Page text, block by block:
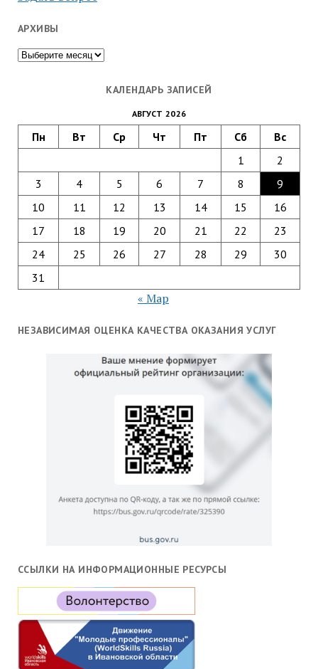
АРХИВЫ
Архивы
КАЛЕНДАРЬ ЗАПИСЕЙ
АВГУСТ 2026
Пн Вт Ср Чт Пт Сб
Вс
1
2
3
4 5 6 7 8
9
10
11 12 13 14 15
16
17
18 19 20 21 22
23
24
25 26 27 28 29
30
31
« Мар
НЕЗАВИСИМАЯ ОЦЕНКА КАЧЕСТВА ОКАЗАНИЯ УСЛУГ
ССЫЛКИ НА ИНФОРМАЦИОННЫЕ РЕСУРСЫ